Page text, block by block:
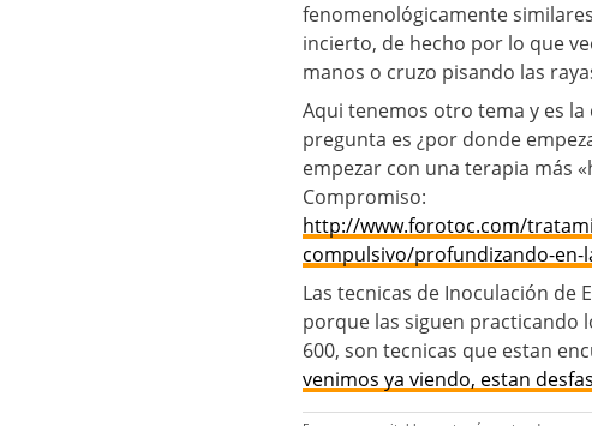
fenomenológicamente
incierto, de hecho por lo que
manos o cruzo pisando las
Aqui tenemos otro tema y es
pregunta es ¿por donde
empezar con una terapia más
Compromiso:
http://www.forotoc.com/
compulsivo/profundizando-en-
Las tecnicas de Inoculación de
porque las siguen practicando
600, son tecnicas que estan
venimos ya viendo, estan